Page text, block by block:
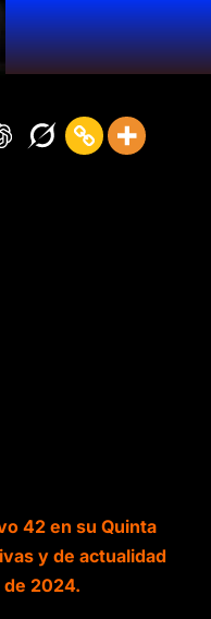
01.
42 en su Quinta
y de actualidad
2024.